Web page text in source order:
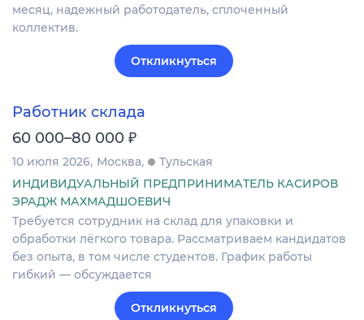
месяц, надежный работодатель, сплоченный
коллектив.
Откликнуться
Работник склада
60 000–80 000 ₽
10 июля 2026 Москва
Тульская
ИНДИВИДУАЛЬНЫЙ ПРЕДПРИНИМАТЕЛЬ КАСИРОВ
ЭРАДЖ МАХМАДШОЕВИЧ
Требуется сотрудник на склад для упаковки и
обработки лёгкого товара. Рассматриваем кандидатов
без опыта, в том числе студентов. График работы
гибкий — обсуждается
Откликнуться